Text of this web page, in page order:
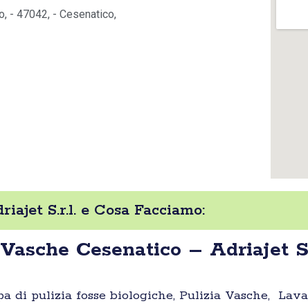
- 47042, - Cesenatico,
S.r.l. e Cosa Facciamo:
Cesenatico – Adriajet
di pulizia fosse biologiche, Pulizia Vasche,